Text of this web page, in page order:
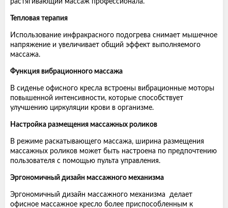
растягивающий массаж профессионала.
Тепловая терапия
Использование инфракрасного подогрева снимает мышечное
напряжение и увеличивает общий эффект выполняемого
массажа.
Функция вибрационного массажа
В сиденье офисного кресла встроены вибрационные моторы
повышенной интенсивности, которые способствует
улучшению циркуляции крови в организме.
Настройка размещения массажных роликов
В режиме раскатывающего массажа, ширина размещения
массажных роликов может быть настроена по предпочтению
пользователя с помощью пульта управления.
Эргономичный дизайн массажного механизма
Эргономичный дизайн массажного механизма делает
офисное массажное кресло более приспособленным к